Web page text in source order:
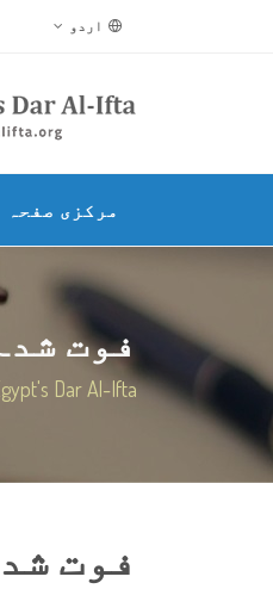
اردو
مرکزی صفحہ
فوت
Dar Al-Ifta
فوت